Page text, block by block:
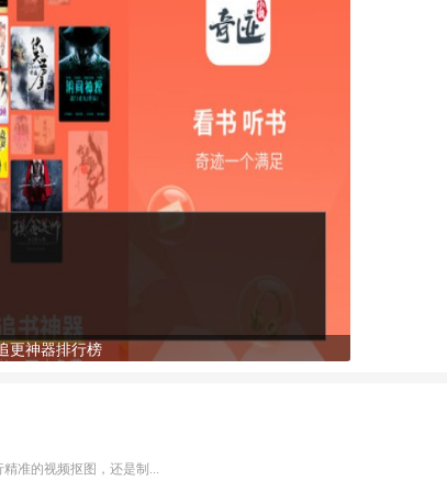
更神器排行榜
准的视频抠图，还是制...